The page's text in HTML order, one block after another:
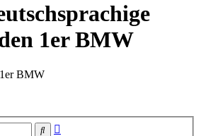
1er BMW
BMW
Suche